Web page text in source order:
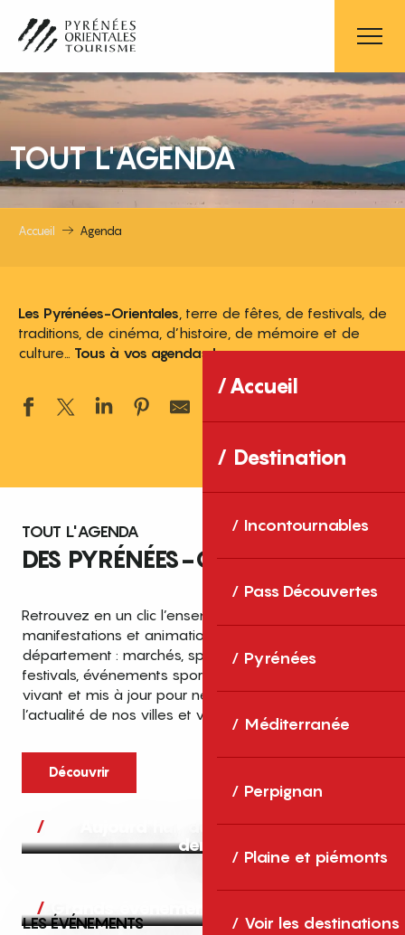
contenu
principal
Accueil
Destination
Incontournables
Pass Découvertes
Pyrénées
Méditerranée
Perpignan
Plaine et piémonts
Voir les destinations
TOUT L'AGENDA
Accueil Agenda
Les Pyrénées-Orientales , terre de fêtes, de festivals, de
traditions, de cinéma, d’histoire, de mémoire et de
culture… Tous à vos agendas !
TOUT L'AGENDA
DES PYRÉNÉES-ORIENTALES
Retrouvez en un clic l’ensemble des fêtes,
manifestations et animations recensées dans le
département : marchés, spectacles, expositions,
festivals, événements sportifs et culturels… un agenda
vivant et mis à jour pour ne rien manquer de
l’actualité de nos villes et villages.
Découvrir
Aujourd’hui, demain et après-
demain
Grands événements
LES ÉVÉNEMENTS